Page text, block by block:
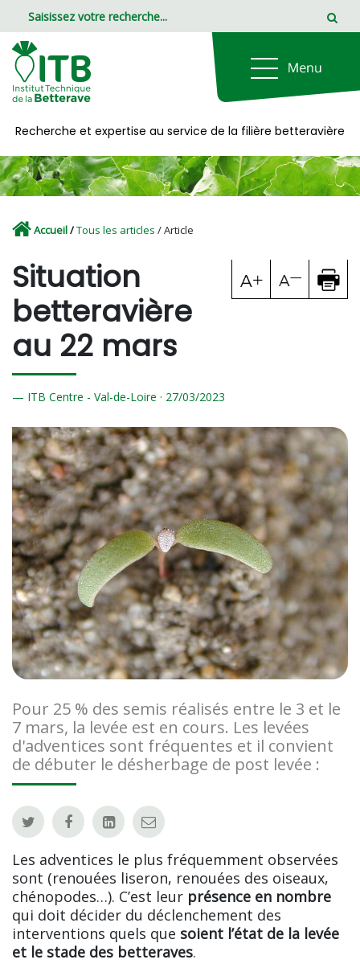
Recherche et expertise au service de la filière betteravière
Accueil/Tous les articles / Article
Situation
betteravière
au 22 mars
ITB Centre - Val-de-Loire · 27/03/2023
Pour 25 % des semis réalisés entre le 3 et le
7 mars, la levée est en cours. Les levées
d'adventices sont fréquentes et il convient
de débuter le désherbage de post levée :
Les adventices le plus fréquemment observées
sont (renouées liseron, renouées des oiseaux,
chénopodes…). C’est leur présence en nombre
qui doit décider du déclenchement des
interventions quels que soient l’état de la levée
et le stade des betteraves.
Panneau de gestion des cookies